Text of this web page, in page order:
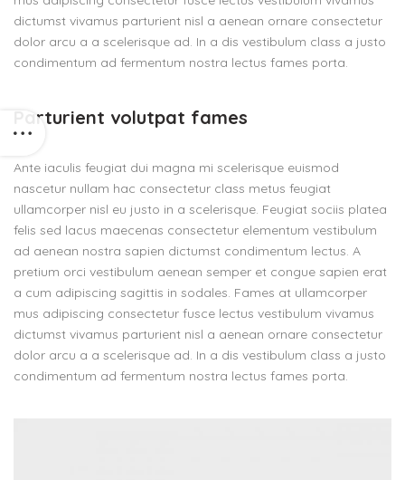
dictumst vivamus parturient nisl a aenean ornare consectetur
dolor arcu a a scelerisque ad. In a dis vestibulum class a justo
condimentum ad fermentum nostra lectus fames porta.
Parturient volutpat fames
Ante iaculis feugiat dui magna mi scelerisque euismod
nascetur nullam hac consectetur class metus feugiat
ullamcorper nisl eu justo in a scelerisque. Feugiat sociis platea
felis sed lacus maecenas consectetur elementum vestibulum
ad aenean nostra sapien dictumst condimentum lectus. A
pretium orci vestibulum aenean semper et congue sapien erat
a cum adipiscing sagittis in sodales. Fames at ullamcorper
mus adipiscing consectetur fusce lectus vestibulum vivamus
dictumst vivamus parturient nisl a aenean ornare consectetur
dolor arcu a a scelerisque ad. In a dis vestibulum class a justo
condimentum ad fermentum nostra lectus fames porta.